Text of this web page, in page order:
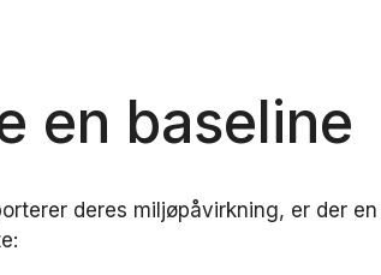
en baseline
deres miljøpåvirkning, er der